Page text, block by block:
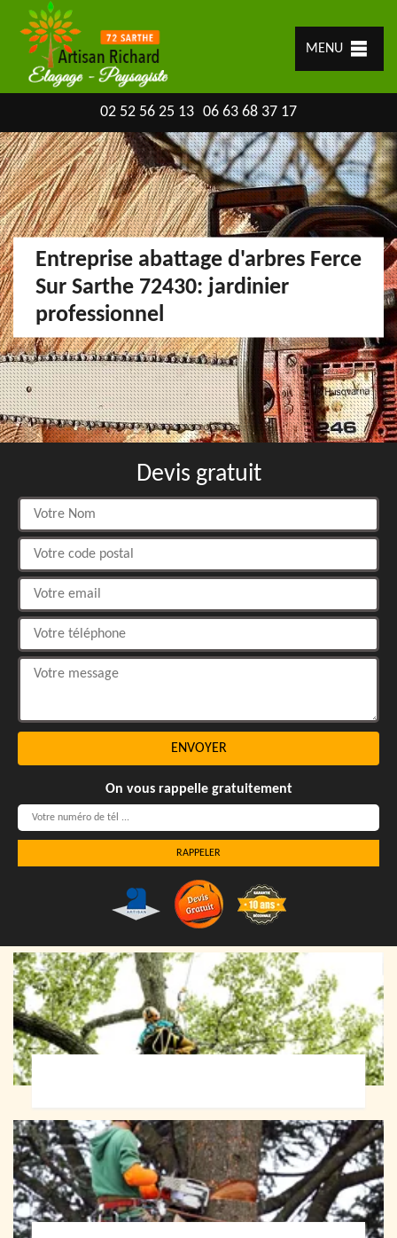
MENU
02 52 56 25 13 06 63 68 37 17
Entreprise abattage d'arbres Ferce
Sur Sarthe 72430: jardinier
professionnel
Devis gratuit
On vous rappelle gratuitement